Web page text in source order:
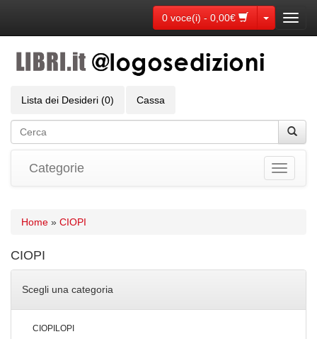
0 voce(i) - 0,00€ Toggle
Lista dei Desideri (0) Cassa
Toggle
Categorie
Home » CIOPI
CIOPI
Scegli una categoria
CIOPILOPI